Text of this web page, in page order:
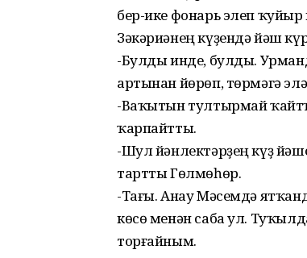
бер-ике фонарь элеп ҡуйыр
Зәкәриәнең күҙендә йәш
-Булды инде, булды.
артынан йөрөп, төрмәгә
-Ваҡытын тултырмай
ҡарпайтты.
-Шул йәнлектәрҙең күҙ
тартты Гөлмөһөр.
-Тағы. Анау Мәсемдә
көсө менән саба ул.
торғайным.